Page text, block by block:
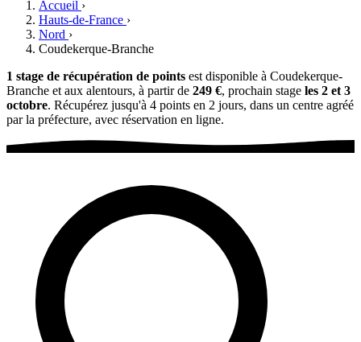
Accueil ›
Hauts-de-France ›
Nord ›
Coudekerque-Branche
1 stage de récupération de points est disponible à Coudekerque-
Branche et aux alentours, à partir de 249 €, prochain stage les 2 et 3
octobre. Récupérez jusqu'à 4 points en 2 jours, dans un centre agréé
par la préfecture, avec réservation en ligne.